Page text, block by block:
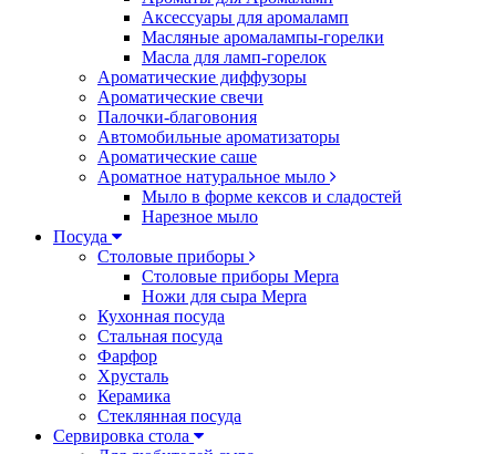
Аксессуары для аромаламп
Масляные аромалампы-горелки
Масла для ламп-горелок
Ароматические диффузоры
Ароматические свечи
Палочки-благовония
Автомобильные ароматизаторы
Ароматические саше
Ароматное натуральное мыло
Мыло в форме кексов и сладостей
Нарезное мыло
Посуда
Столовые приборы
Столовые приборы Mepra
Ножи для сыра Mepra
Кухонная посуда
Стальная посуда
Фарфор
Хрусталь
Керамика
Стеклянная посуда
Сервировка стола